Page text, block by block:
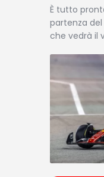
È tutto
partenza del
che vedrà il